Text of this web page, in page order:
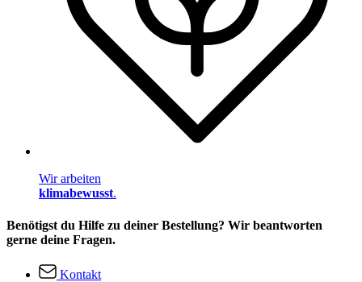
Wir arbeiten
klimabewusst.
Benötigst du Hilfe zu deiner Bestellung? Wir beantworten
gerne deine Fragen.
Kontakt